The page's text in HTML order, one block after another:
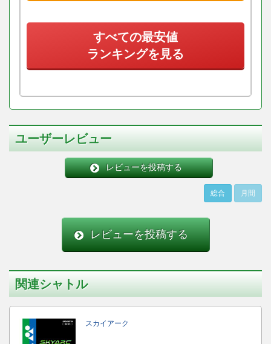
すべての最安値
ランキングを見る
ユーザーレビュー
レビューを投稿する
総合 月間
レビューを投稿する
関連シャトル
スカイアーク